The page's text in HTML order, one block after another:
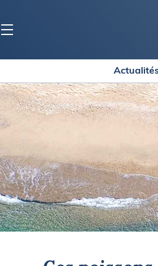
BLOC MARINE
Ports
Carnets de voyage
Collection Bloc Marine
Application Bloc Marine
Règlementation
BATEAUX